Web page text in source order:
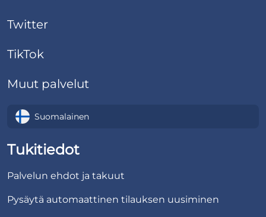
Twitter
TikTok
Muut palvelut
Suomalainen
Tukitiedot
Palvelun ehdot ja takuut
Pysäytä automaattinen tilauksen uusiminen